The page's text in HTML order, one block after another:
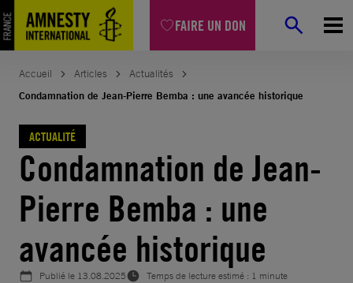
FAIRE UN DON
Aller
au
contenu
Accueil Articles
Actualités
Condamnation de Jean-Pierre Bemba : une avancée historique
ACTUALITÉ
Condamnation de Jean-
Pierre Bemba : une
avancée historique
Publié le 13.08.2025
Temps de lecture estimé : 1 minute